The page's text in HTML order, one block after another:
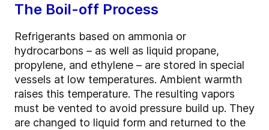
The Boil-off Process
Refrigerants based on ammonia or
hydrocarbons – as well as liquid propane,
propylene, and ethylene – are stored in special
vessels at low temperatures. Ambient warmth
raises this temperature. The resulting vapors
must be vented to avoid pressure build up. They
are changed to liquid form and returned to the